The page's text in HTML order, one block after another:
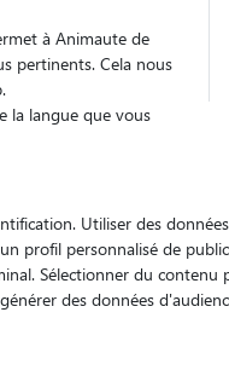
à Animaute de
pertinents. Cela nous
la langue que vous
Utiliser des
profil personnalisé de
Sélectionner du
des données